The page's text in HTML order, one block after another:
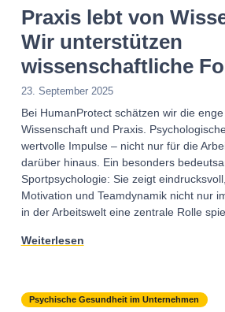
Praxis lebt von
Wir unterstützen
wissenschaftliche
23. September 2025
Bei HumanProtect schätzen wir die
Wissenschaft und Praxis.
wertvolle Impulse – nicht nur für die
darüber hinaus. Ein besonders
Sportpsychologie: Sie zeigt
Motivation und Teamdynamik nicht nur
in der Arbeitswelt eine zentrale Rolle
Weiterlesen
Psychische Gesundheit im Unternehmen